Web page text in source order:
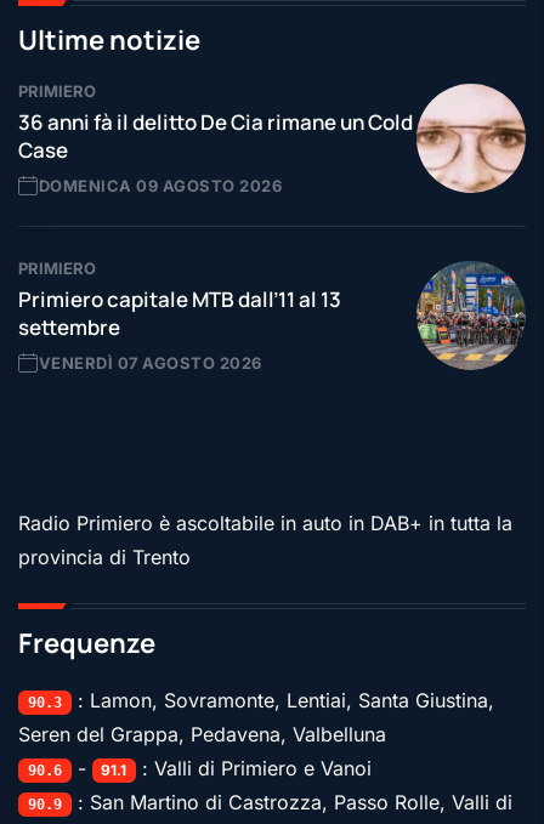
Ultime notizie
PRIMIERO
36 anni fà il delitto De Cia rimane un Cold
Case
DOMENICA 09 AGOSTO 2026
PRIMIERO
Primiero capitale MTB dall’11 al 13
settembre
VENERDÌ 07 AGOSTO 2026
Radio Primiero è ascoltabile in auto in DAB+ in tutta la
provincia di Trento
Frequenze
90.3 : Lamon, Sovramonte, Lentiai, Santa Giustina,
Seren del Grappa, Pedavena, Valbelluna
90.6 - 91.1 : Valli di Primiero e Vanoi
90.9 : San Martino di Castrozza, Passo Rolle, Valli di